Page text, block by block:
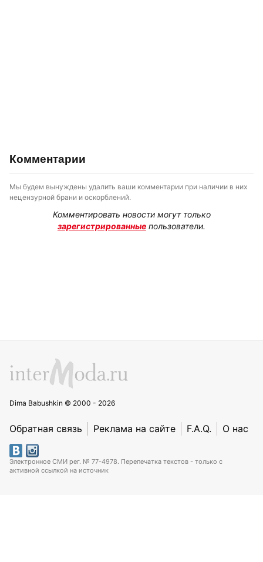
Комментарии
Мы будем вынуждены удалить ваши комментарии при наличии в них
нецензурной брани и оскорблений.
Комментировать новости могут только
зарегистрированные пользователи.
Dima Babushkin © 2000 - 2026
Обратная связь Реклама на сайте F.A.Q. О нас
Электронное СМИ рег. № 77-4978. Перепечатка текстов - только с
активной ссылкой на источник